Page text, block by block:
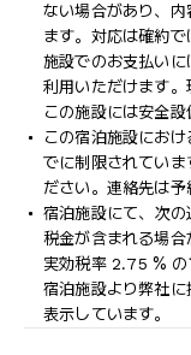
ない場合があり、
ます。対応は確約
施設でのお支払い
利用いただけます
この施設には安全
この宿泊施設にお
でに制限されてい
ださい。連絡先は予
宿泊施設にて、次
税金が含まれる場合
実効税率 2.75 %
宿泊施設より弊社
表示しています。